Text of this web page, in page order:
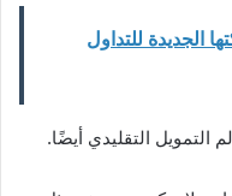
الجديدة للتداول
التمويل التقليدي أيضًا.